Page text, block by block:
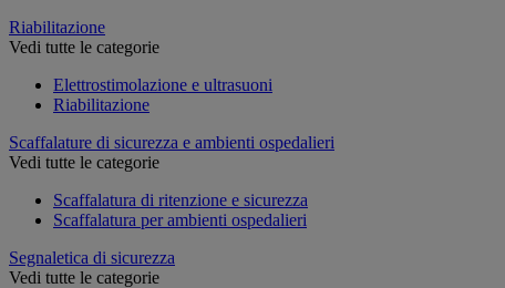
Riabilitazione
Vedi tutte le categorie
Elettrostimolazione e ultrasuoni
Riabilitazione
Scaffalature di sicurezza e ambienti ospedalieri
Vedi tutte le categorie
Scaffalatura di ritenzione e sicurezza
Scaffalatura per ambienti ospedalieri
Segnaletica di sicurezza
Vedi tutte le categorie